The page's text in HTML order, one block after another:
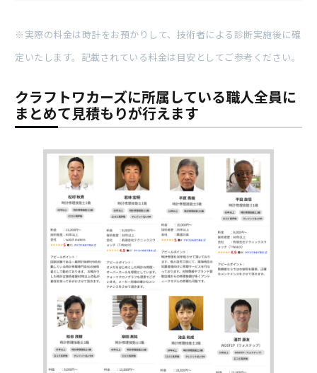
※実際の料金は時計をお預かりして、技術者による診断実施後に確
定いたします。記載されている料金は目安としてご参考ください。
クラフトワカーズに所属している職人全員に
まとめて見積もりが行えます